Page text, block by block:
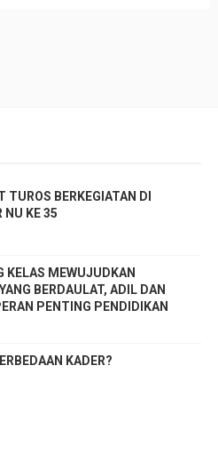
TUROS BERKEGIATAN DI
NU KE 35
KELAS MEWUJUDKAN
BERDAULAT, ADIL DAN
PENTING PENDIDIKAN
KADER?